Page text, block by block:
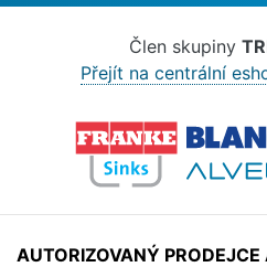
Člen skupiny
Přejít na centrální
AUTORIZOVANÝ PRODEJCE